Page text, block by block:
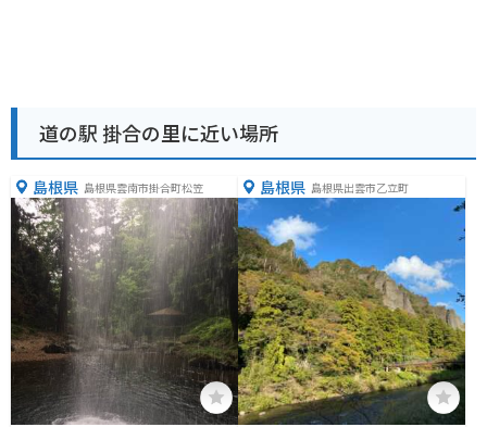
道の駅 掛合の里に近い場所
島根県 島根県雲南市掛合町松笠 島根県 島根県出雲市乙立町